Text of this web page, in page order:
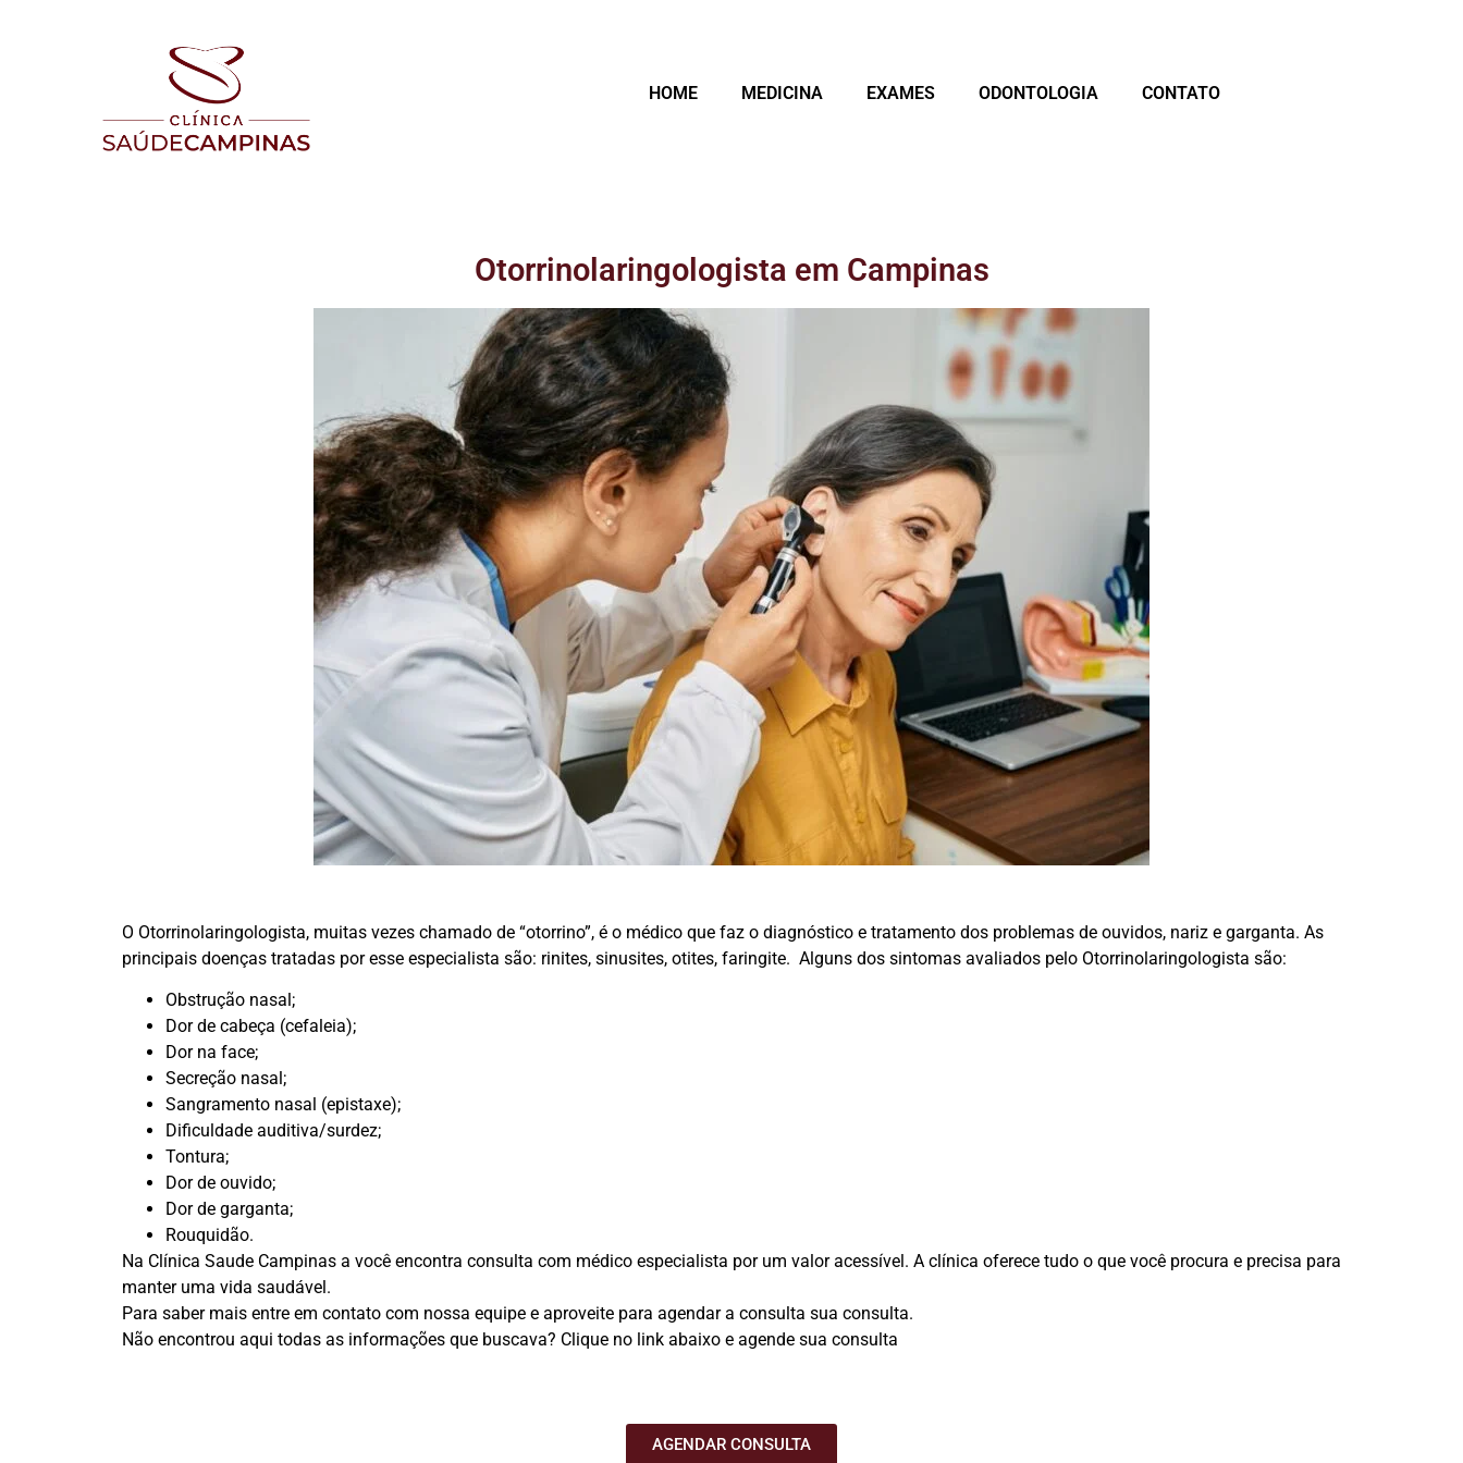
HOME MEDICINA EXAMES ODONTOLOGIA CONTATO
Otorrinolaringologista em Campinas
O Otorrinolaringologista, muitas vezes chamado de “otorrino”, é o médico que faz o diagnóstico e tratamento dos problemas de ouvidos, nariz e garganta. As
principais doenças tratadas por esse especialista são: rinites, sinusites, otites, faringite. Alguns dos sintomas avaliados pelo Otorrinolaringologista são:
Obstrução nasal;
Dor de cabeça (cefaleia);
Dor na face;
Secreção nasal;
Sangramento nasal (epistaxe);
Dificuldade auditiva/surdez;
Tontura;
Dor de ouvido;
Dor de garganta;
Rouquidão.
Na Clínica Saude Campinas a você encontra consulta com médico especialista por um valor acessível. A clínica oferece tudo o que você procura e precisa para
manter uma vida saudável.
Para saber mais entre em contato com nossa equipe e aproveite para agendar a consulta sua consulta.
Não encontrou aqui todas as informações que buscava? Clique no link abaixo e agende sua consulta
AGENDAR CONSULTA